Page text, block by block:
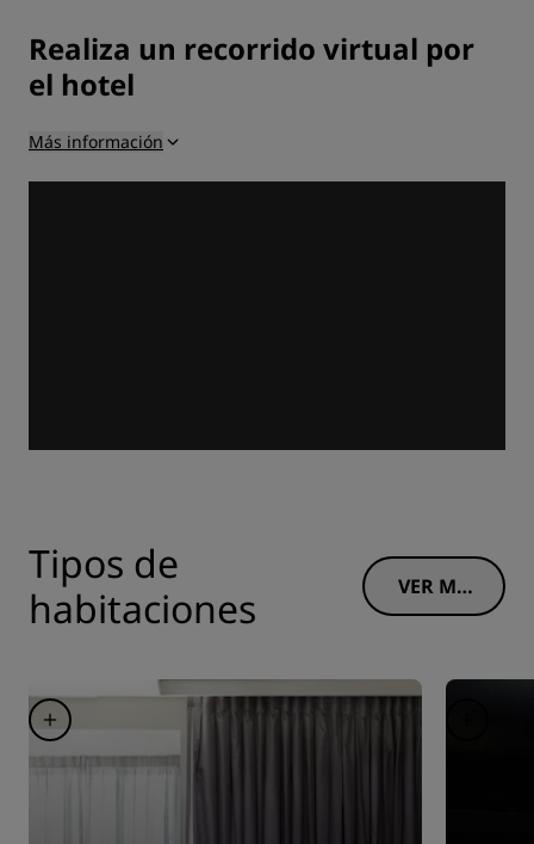
Realiza un recorrido virtual por
el hotel
Más información
Tipos de
habitaciones
VER MÁ
S